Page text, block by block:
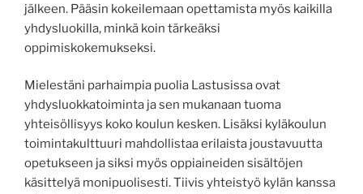
jälkeen. Pääsin kokeilemaan opettamista myös kaikilla
yhdysluokilla, minkä koin tärkeäksi
oppimiskokemukseksi.
Mielestäni parhaimpia puolia Lastusissa ovat
yhdysluokkatoiminta ja sen mukanaan tuoma
yhteisöllisyys koko koulun kesken. Lisäksi kyläkoulun
toimintakulttuuri mahdollistaa erilaista joustavuutta
opetukseen ja siksi myös oppiaineiden sisältöjen
käsittelyä monipuolisesti. Tiivis yhteistyö kylän kanssa